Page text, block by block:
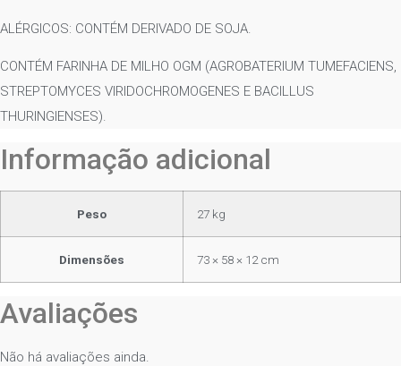
ALÉRGICOS: CONTÉM DERIVADO DE SOJA.
CONTÉM FARINHA DE MILHO OGM (AGROBATERIUM TUMEFACIENS,
STREPTOMYCES VIRIDOCHROMOGENES E BACILLUS
THURINGIENSES).
Informação adicional
Peso 27 kg
Dimensões 73 × 58 × 12 cm
Avaliações
Não há avaliações ainda.